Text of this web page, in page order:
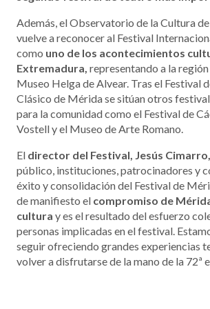
Además, el Observatorio de la Cultura
vuelve a reconocer al Festival
como uno de los acontecimientos
Extremadura, representando a la
Museo Helga de Alvear. Tras el Festival
Clásico de Mérida se sitúan otros
para la comunidad como el Festival de
Vostell y el Museo de Arte Romano.
El director del Festival, Jesús Cimarro,
público, instituciones, patrocinadores y
éxito y consolidación del Festival de
de manifiesto el compromiso de
cultura y es el resultado del esfuerzo
personas implicadas en el festival.
seguir ofreciendo grandes experiencias
volver a disfrutarse de la mano de la 72ª